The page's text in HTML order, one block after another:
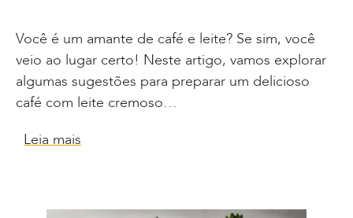
Você é um amante de café e leite? Se sim, você
veio ao lugar certo! Neste artigo, vamos explorar
algumas sugestões para preparar um delicioso
café com leite cremoso…
Leia mais